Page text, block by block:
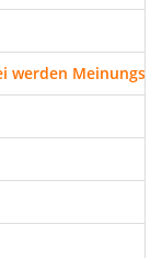
werden